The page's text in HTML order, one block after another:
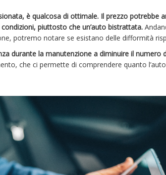
è qualcosa di ottimale. Il prezzo potrebbe
piuttosto che un’auto bistrattata.
potremo notare se esistano delle difformità
durante la manutenzione a diminuire il numero
che ci permette di comprendere quanto